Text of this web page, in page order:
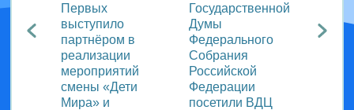
Первых
выступило
партнёром в
реализации
мероприятий
смены «Дети
Мира» и
Государственной
Думы
Федерального
Собрания
Российской
Федерации
посетили ВДЦ
идеи